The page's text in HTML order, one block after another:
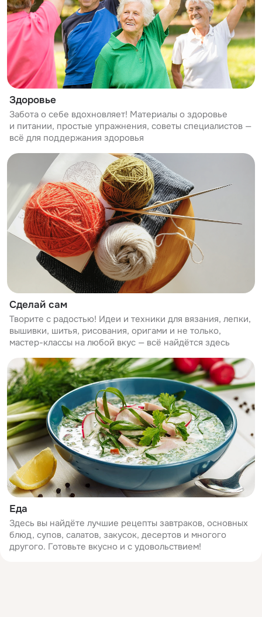
Здоровье
Забота о себе вдохновляет! Материалы о здоровье
и питании, простые упражнения, советы специалистов —
всё для поддержания здоровья
Сделай сам
Творите с радостью! Идеи и техники для вязания, лепки,
вышивки, шитья, рисования, оригами и не только,
мастер-классы на любой вкус — всё найдётся здесь
Еда
Здесь вы найдёте лучшие рецепты завтраков, основных
блюд, супов, салатов, закусок, десертов и многого
другого. Готовьте вкусно и с удовольствием!